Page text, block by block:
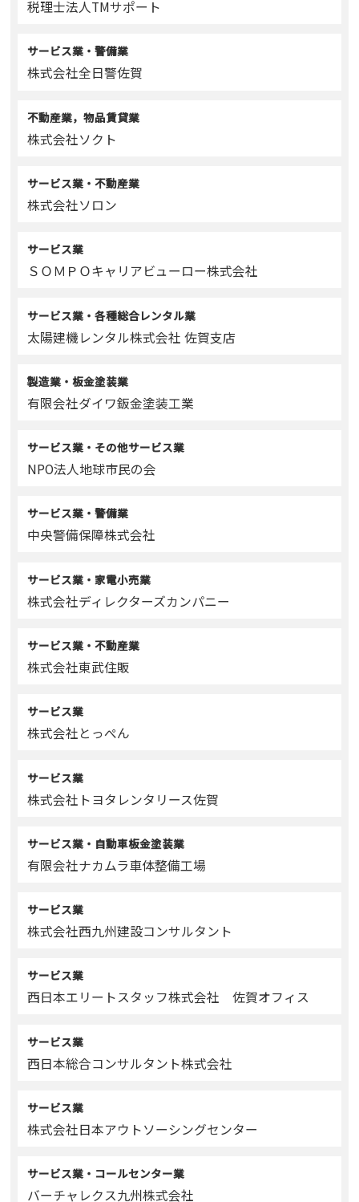
税理士法人TMサポート
サービス業・警備業
株式会社全日警佐賀
不動産業，物品賃貸業
株式会社ソクト
サービス業・不動産業
株式会社ソロン
サービス業
ＳＯＭＰＯキャリアビューロー株式会社
サービス業・各種総合レンタル業
太陽建機レンタル株式会社 佐賀支店
製造業・板金塗装業
有限会社ダイワ鈑金塗装工業
サービス業・その他サービス業
NPO法人地球市民の会
サービス業・警備業
中央警備保障株式会社
サービス業・家電小売業
株式会社ディレクターズカンパニー
サービス業・不動産業
株式会社東武住販
サービス業
株式会社とっぺん
サービス業
株式会社トヨタレンタリース佐賀
サービス業・自動車板金塗装業
有限会社ナカムラ車体整備工場
サービス業
株式会社西九州建設コンサルタント
サービス業
西日本エリートスタッフ株式会社 佐賀オフィス
サービス業
西日本総合コンサルタント株式会社
サービス業
株式会社日本アウトソーシングセンター
サービス業・コールセンター業
バーチャレクス九州株式会社